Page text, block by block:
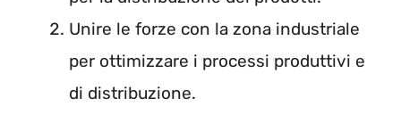
Unire le forze con la zona industriale
per ottimizzare i processi produttivi e
di distribuzione.